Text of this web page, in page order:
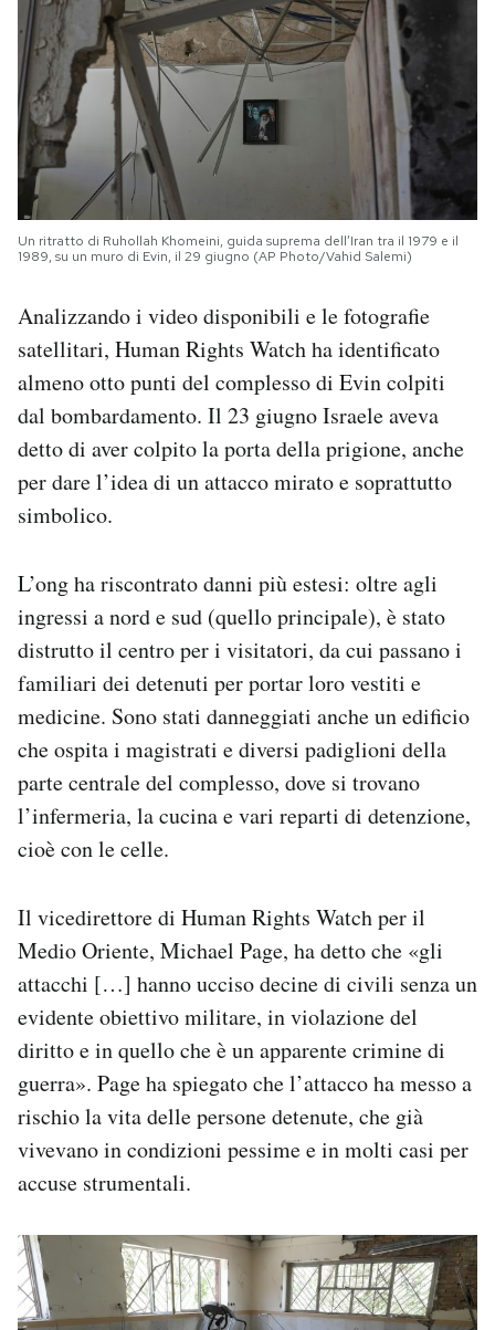
Un ritratto di Ruhollah Khomeini, guida suprema dell’Iran tra il 1979 e il
1989, su un muro di Evin, il 29 giugno (AP Photo/Vahid Salemi)
Analizzando i video disponibili e le fotografie
satellitari, Human Rights Watch ha identificato
almeno otto punti del complesso di Evin colpiti
dal bombardamento. Il 23 giugno Israele aveva
detto di aver colpito la porta della prigione, anche
per dare l’idea di un attacco mirato e soprattutto
simbolico.
L’ong ha riscontrato danni più estesi: oltre agli
ingressi a nord e sud (quello principale), è stato
distrutto il centro per i visitatori, da cui passano i
familiari dei detenuti per portar loro vestiti e
medicine. Sono stati danneggiati anche un edificio
che ospita i magistrati e diversi padiglioni della
parte centrale del complesso, dove si trovano
l’infermeria, la cucina e vari reparti di detenzione,
cioè con le celle.
Il vicedirettore di Human Rights Watch per il
Medio Oriente, Michael Page, ha detto che «gli
attacchi […] hanno ucciso decine di civili senza un
evidente obiettivo militare, in violazione del
diritto e in quello che è un apparente crimine di
guerra». Page ha spiegato che l’attacco ha messo a
rischio la vita delle persone detenute, che già
vivevano in condizioni pessime e in molti casi per
accuse strumentali.